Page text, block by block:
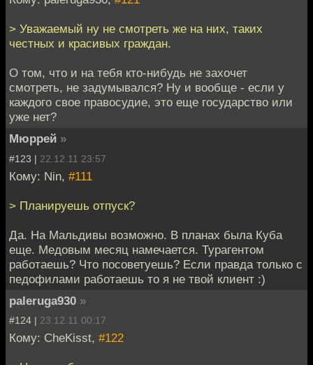
> Уважаемый ну не смотреть же на них, таких
честных и красивых граждан.
О том, что и на тебя кто-нибудь не захочет
смотреть, не задумывался? Ну и вообще - если у
каждого свое правосудие, это еще государство или
уже нет?
Мюррей »
#123 | 22.12.11 23:57
Кому: Nin, #111
> Планируешь отпуск?
Да. На Мальдивы возможно. В планах была Куба
еще. Медовым месяц намечается. Турагентом
работаешь? Что посоветуешь? Если правда только с
педофилами работаешь то я не твой клиент :)
paleruga930 »
#124 | 23.12.11 00:17
Кому: CheKisst, #122